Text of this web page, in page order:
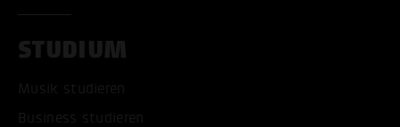
STUDIUM
Musik studieren
Business studieren